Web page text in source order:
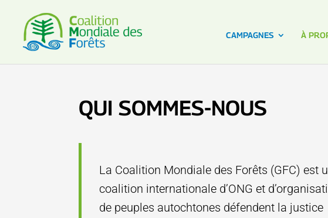
CAMPAGNES À
QUI SOMMES-NOUS
La Coalition Mondiale des Forêts (GFC) est
coalition internationale d’ONG et
de peuples autochtones défendent la justice